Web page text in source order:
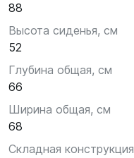
88
Высота сиденья, см
52
Глубина общая, см
66
Ширина общая, см
68
Складная конструкция